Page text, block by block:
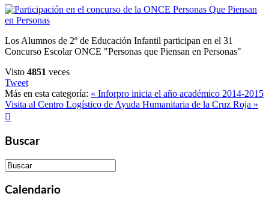
Los Alumnos de 2º de Educación Infantil participan en el 31
Concurso Escolar ONCE "Personas que Piensan en Personas"
Visto 4851 veces
Tweet
Más en esta categoría: « Inforpro inicia el año académico 2014-2015
Visita al Centro Logístico de Ayuda Humanitaria de la Cruz Roja »

Buscar
Calendario